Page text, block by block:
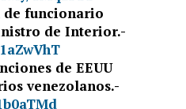
de funcionario
de Interior.-
de EEUU
venezolanos.-